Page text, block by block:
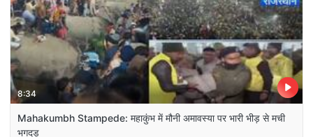
8:34
Mahakumbh Stampede: महाकुंभ में मौनी अमावस्या पर भारी भीड़ से मची
भगदड़